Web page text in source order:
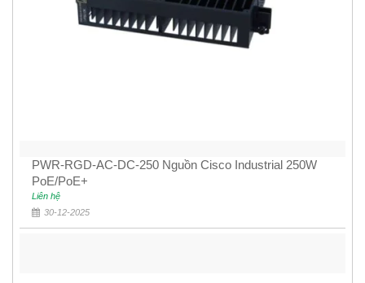
PWR-RGD-AC-DC-250 Nguồn Cisco Industrial 250W
PoE/PoE+
Liên hệ
30-12-2025